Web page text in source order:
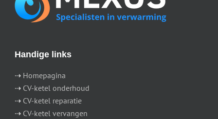
Handige links
⇢ Homepagina
⇢ CV-ketel onderhoud
⇢ CV-ketel reparatie
⇢ CV-ketel vervangen